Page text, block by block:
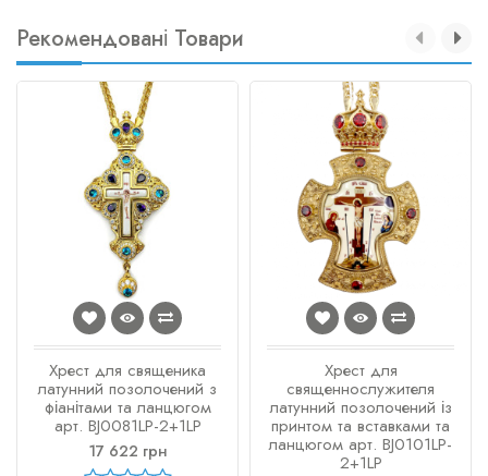
Рекомендовані Товари
Хрест для священика
латунний позолочений з
фіанітами та ланцюгом
арт. BJ0081LP-2+1LP
17 622 грн
Хрест для
священнослужителя
латунний позолочений із
принтом та вставками та
ланцюгом арт. BJ0101LP-
2+1LP